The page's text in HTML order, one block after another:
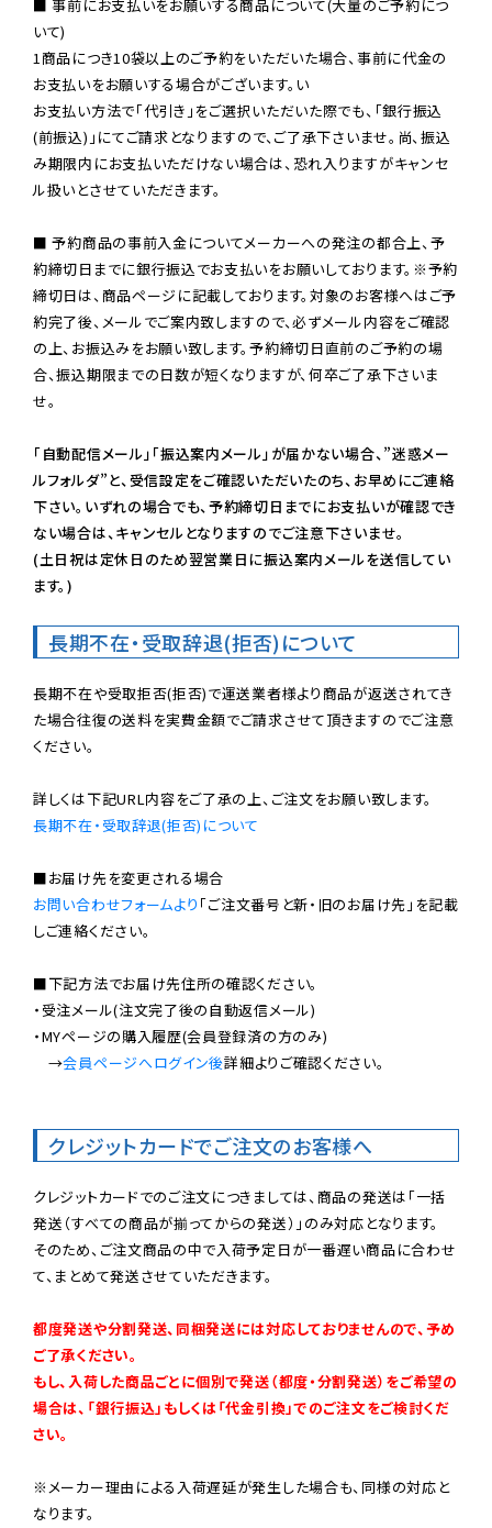
■ 事前にお支払いをお願いする商品について(大量のご予約につ
いて)
1商品につき10袋以上のご予約をいただいた場合、事前に代金の
お支払いをお願いする場合がございます。い
お支払い方法で「代引き」をご選択いただいた際でも、「銀行振込
(前振込)」にてご請求となりますので、ご了承下さいませ。尚、振込
み期限内にお支払いただけない場合は、恐れ入りますがキャンセ
ル扱いとさせていただきます。
■ 予約商品の事前入金についてメーカーへの発注の都合上、予
約締切日までに銀行振込でお支払いをお願いしております。※予約
締切日は、商品ページに記載しております。対象のお客様へはご予
約完了後、メールでご案内致しますので、必ずメール内容をご確認
の上、お振込みをお願い致します。予約締切日直前のご予約の場
合、振込期限までの日数が短くなりますが、何卒ご了承下さいま
せ。
「自動配信メール」「振込案内メール」が届かない場合、”迷惑メー
ルフォルダ”と、受信設定をご確認いただいたのち、お早めにご連絡
下さい。いずれの場合でも、予約締切日までにお支払いが確認でき
ない場合は、キャンセルとなりますのでご注意下さいませ。
(土日祝は定休日のため翌営業日に振込案内メールを送信してい
ます。)
長期不在・受取辞退(拒否)について
長期不在や受取拒否(拒否)で運送業者様より商品が返送されてき
た場合往復の送料を実費金額でご請求させて頂きますのでご注意
ください。
長期不在・受取辞退(拒否)について
お問い合わせフォームより 「ご注文番号と新・旧のお届け先」を記載
しご連絡ください。
■下記方法でお届け先住所の確認ください。
・受注メール(注文完了後の自動返信メール)
・MYページの購入履歴(会員登録済の方のみ)
→会員ページへログイン後詳細よりご確認ください。
クレジットカードでご注文のお客様へ
クレジットカードでのご注文につきましては、商品の発送は「一括
発送（すべての商品が揃ってからの発送）」のみ対応となります。
そのため、ご注文商品の中で入荷予定日が一番遅い商品に合わせ
て、まとめて発送させていただきます。
都度発送や分割発送、同梱発送には対応しておりませんので、予め
ご了承ください。
もし、入荷した商品ごとに個別で発送（都度・分割発送）をご希望の
場合は、「銀行振込」もしくは「代金引換」でのご注文をご検討くだ
さい。
※メーカー理由による入荷遅延が発生した場合も、同様の対応と
なります。